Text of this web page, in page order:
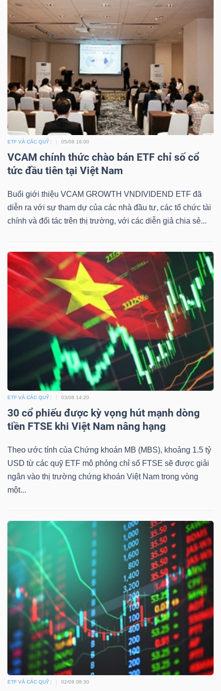
ETF VÀ CÁC QUỸ 05/08 16:00
VCAM chính thức chào bán ETF chỉ số cổ
tức đầu tiên tại Việt Nam
Buổi giới thiệu VCAM GROWTH VNDIVIDEND ETF đã
diễn ra với sự tham dự của các nhà đầu tư, các tổ chức tài
chính và đối tác trên thị trường, với các diễn giả chia sẻ...
ETF VÀ CÁC QUỸ 03/08 14:20
30 cổ phiếu được kỳ vọng hút mạnh dòng
tiền FTSE khi Việt Nam nâng hạng
Theo ước tính của Chứng khoán MB (MBS), khoảng 1.5 tỷ
USD từ các quỹ ETF mô phỏng chỉ số FTSE sẽ được giải
ngân vào thị trường chứng khoán Việt Nam trong vòng
một...
ETF VÀ CÁC QUỸ 02/08 08:30
TIỆN
BẤT
ĐỘNG
SẢN
Mã
khoán
(-)
Lãnh
đạo
(-)
Tất cả Người nội bộ Người liên quan Cổ đông lớn
Bài
viết
của
giả
(-)
tích
(-)
Thuật
ngữ
(-)
Dịch
vụ
(-)